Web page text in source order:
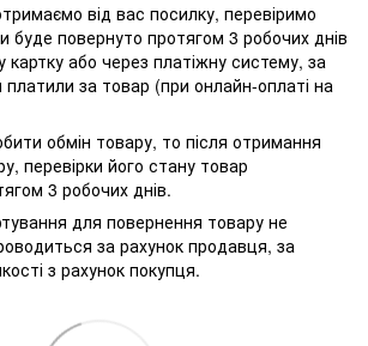
від вас посилку, перевіримо
буде повернуто протягом 3 робочих днів
картку або через платіжну систему, за
за товар (при онлайн-оплаті на
обмін товару, то після отримання
перевірки його стану товар
3 робочих днів.
для повернення товару не
за рахунок продавця, за
з рахунок покупця.